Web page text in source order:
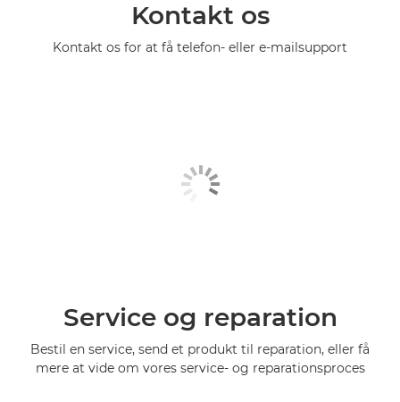
Kontakt os
Kontakt os for at få telefon- eller e-mailsupport
Service og reparation
Bestil en service, send et produkt til reparation, eller få
mere at vide om vores service- og reparationsproces